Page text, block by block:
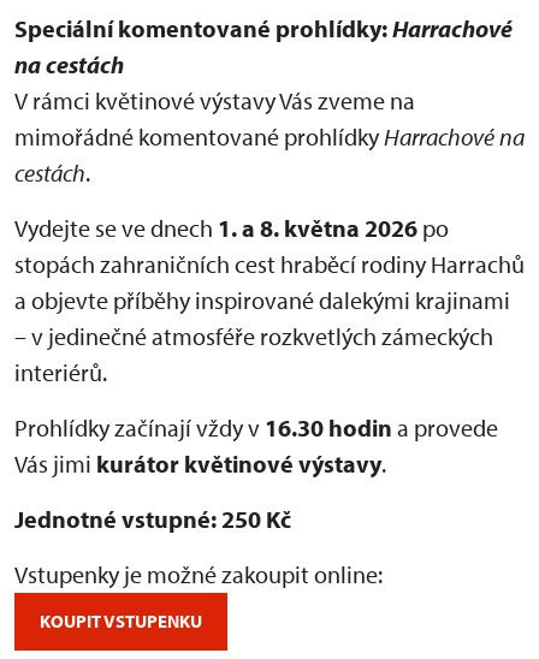
Speciální komentované prohlídky:Harrachové
na cestách
V rámci květinové výstavy Vás zveme na
mimořádné komentované prohlídky Harrachové na
cestách.
Vydejte se ve dnech 1. a 8. května 2026 po
stopách zahraničních cest hraběcí rodiny Harrachů
a objevte příběhy inspirované dalekými krajinami
– v jedinečné atmosféře rozkvetlých zámeckých
interiérů.
Prohlídky začínají vždy v 16.30 hodin a provede
Vás jimi kurátor květinové výstavy.
Jednotné vstupné: 250 Kč
Vstupenky je možné zakoupit online:
KOUPIT VSTUPENKU